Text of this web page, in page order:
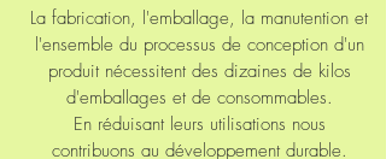
La fabrication, l'emballage, la manutention et
l'ensemble du processus de conception d'un
produit nécessitent des dizaines de kilos
d'emballages et de consommables.
En réduisant leurs utilisations nous
contribuons au développement durable.